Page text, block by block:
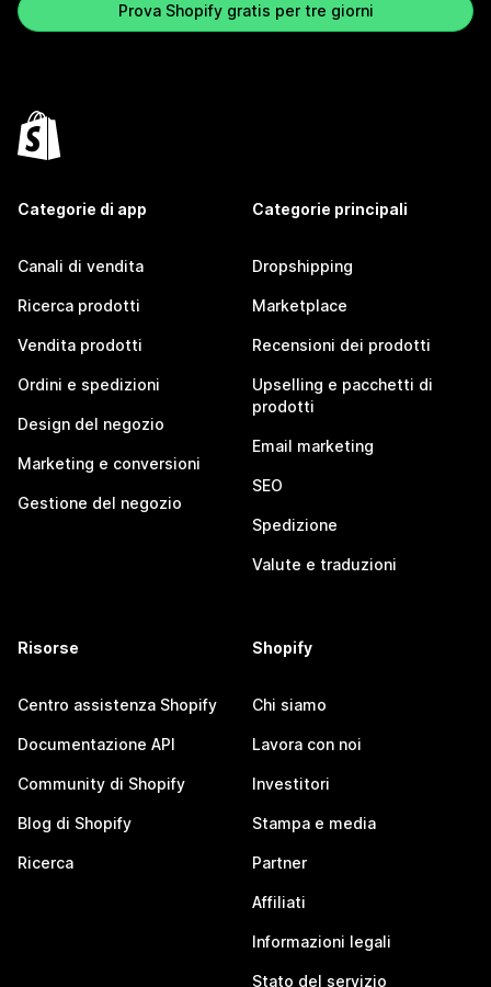
Prova Shopify gratis per tre giorni
Categorie di app
Canali di vendita
Ricerca prodotti
Vendita prodotti
Ordini e spedizioni
Design del negozio
Marketing e conversioni
Gestione del negozio
Categorie principali
Dropshipping
Marketplace
Recensioni dei prodotti
Upselling e pacchetti di
prodotti
Email marketing
SEO
Spedizione
Valute e traduzioni
Risorse
Centro assistenza Shopify
Documentazione API
Community di Shopify
Blog di Shopify
Ricerca
Shopify
Chi siamo
Lavora con noi
Investitori
Stampa e media
Partner
Affiliati
Informazioni legali
Stato del servizio